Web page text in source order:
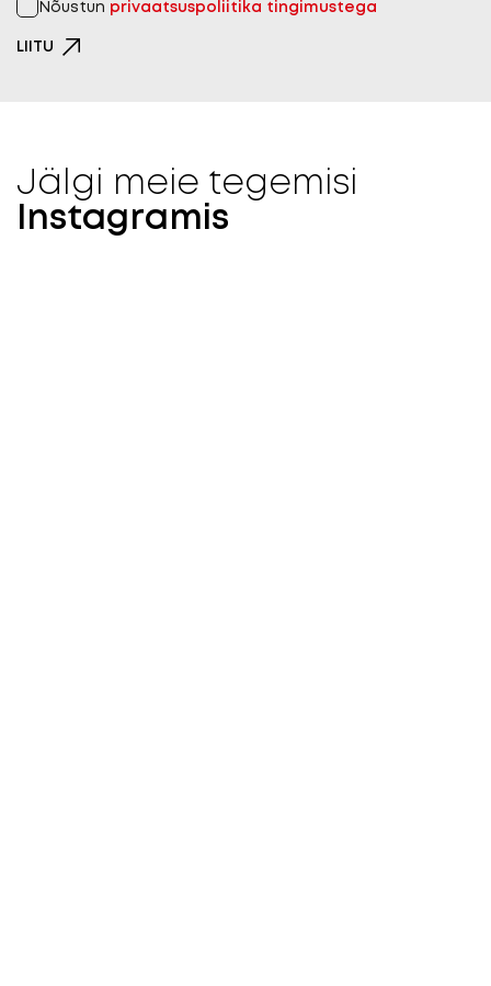
Nõustun privaatsuspoliitika tingimustega
LIITU
Jälgi meie tegemisi
Instagramis